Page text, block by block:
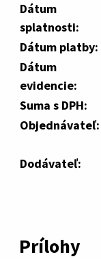
Dátum
splatnosti:
Dátum platby:
Dátum
evidencie:
Suma s DPH:
Objednávateľ:
Dodávateľ:
Prílohy